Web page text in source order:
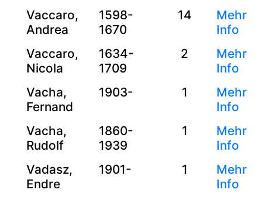
Vaccaro,
Andrea
1598-
1670
14
Mehr
Info
Vaccaro,
Nicola
1634-
1709
2
Mehr
Info
Vacha,
Fernand
1903- 1
Mehr
Info
Vacha,
Rudolf
1860-
1939
1
Mehr
Info
Vadasz,
Endre
1901- 1
Mehr
Info